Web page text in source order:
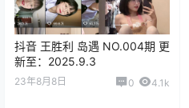
抖音 王胜利 岛遇 NO.004期 更
新至：2025.9.3
23年8月8日 0 4.1k